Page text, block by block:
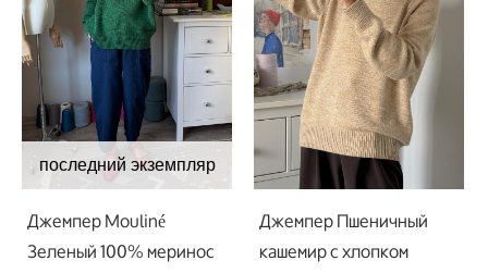
последний экземпляр
Джемпер Mouliné
Зеленый 100% меринос
Джемпер Пшеничный
кашемир с хлопком